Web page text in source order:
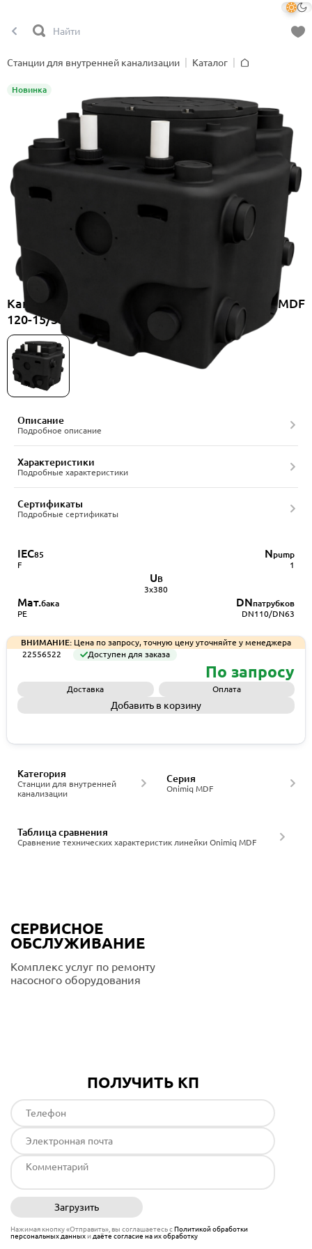
Станции для внутренней канализации
Каталог
Канализационная насосная станция Onimiq MDF
120-15/380-1BCC-50/4A, артикул 22556522
Новинка
Описание
Подробное описание
Характеристики
Подробные характеристики
Сертификаты
Подробные сертификаты
IEC85
F
Npump
1
Мат.бака
PE
DNпатрубков
DN110/DN63
UВ
3х380
ВНИМАНИЕ: Цена по запросу, точную цену уточняйте у менеджера
22556522
Доступен для заказа
По запросу
Доставка Оплата
Добавить в корзину
Станции для внутренней
канализации
Категория
Onimiq MDF
Серия
Сравнение технических характеристик линейки Onimiq MDF
Таблица сравнения
СЕРВИСНОЕ
ОБСЛУЖИВАНИЕ
Комплекс услуг по ремонту
насосного оборудования
ПОЛУЧИТЬ КП
Загрузить
Нажимая кнопку «Отправить», вы соглашаетесь сПолитикой обработки
персональных данныхи даёте согласие на их обработку